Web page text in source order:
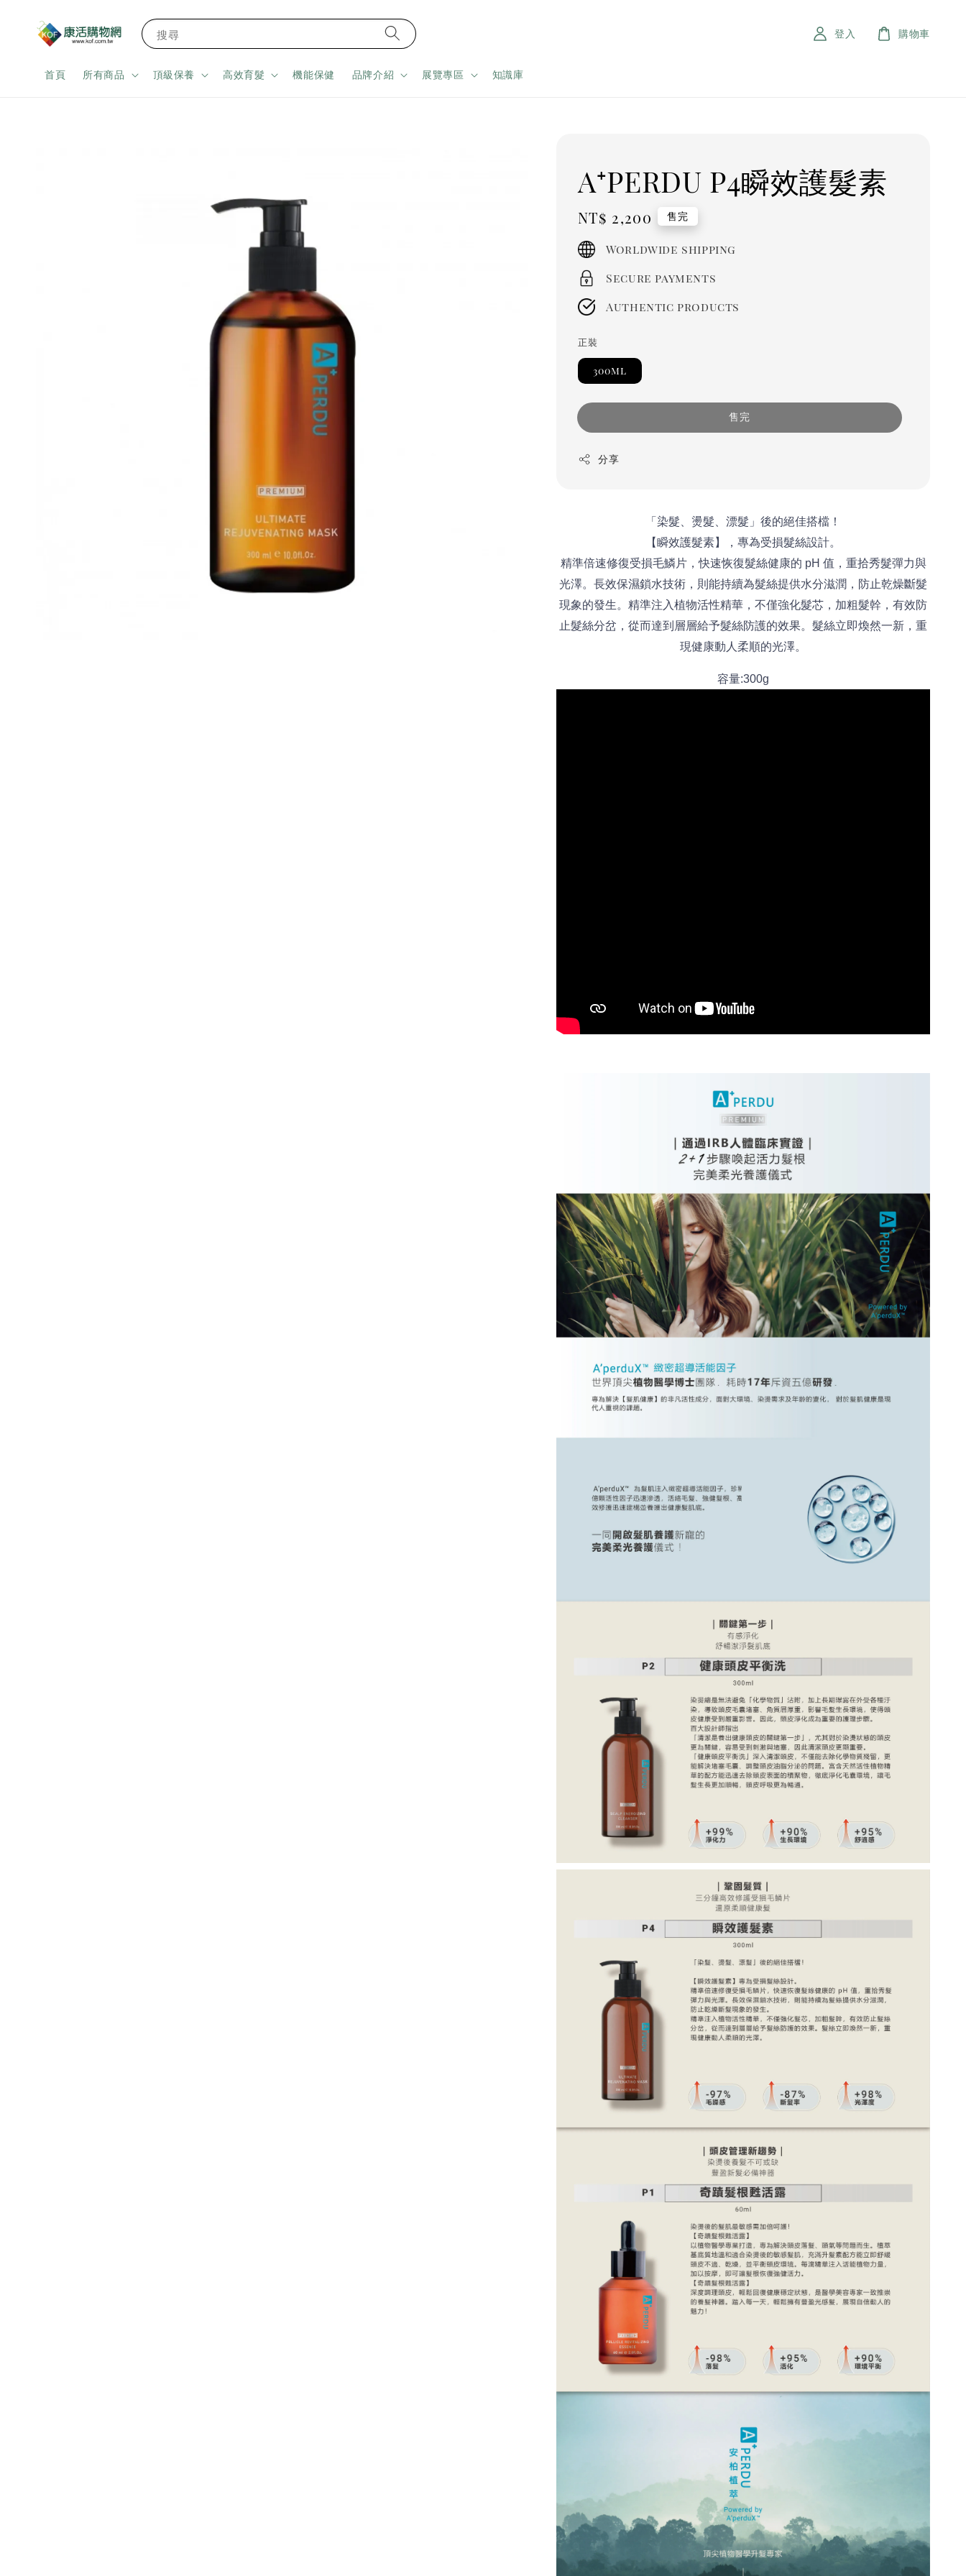
搜尋
首頁 所有商品 頂級保養 高效育髮 機能保健 品牌介紹 展覽專區 知識庫
登入 購物車
A⁺PERDU P4瞬效護髮素
Regular
price
NT$ 2,200 售完
Worldwide shipping
Secure payments
Authentic products
正裝
300ml
售完
分享
「染髮、燙髮、漂髮」後的絕佳搭檔！
【瞬效護髮素】，專為受損髮絲設計。
精準倍速修復受損毛鱗片，快速恢復髮絲健康的 pH 值，重拾秀髮彈力與
光澤。長效保濕鎖水技術，則能持續為髮絲提供水分滋潤，防止乾燥斷髮
現象的發生。精準注入植物活性精華，不僅強化髮芯，加粗髮幹，有效防
止髮絲分岔，從而達到層層給予髮絲防護的效果。髮絲立即煥然一新，重
現健康動人柔順的光澤。
容量:300g